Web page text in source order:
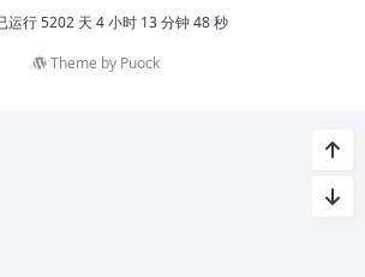
运行 5202 天 4 小时 13 分钟 48 秒
Theme by Puock